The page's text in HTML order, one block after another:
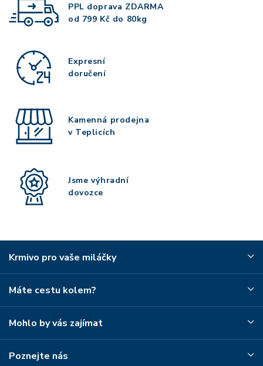
PPL doprava ZDARMA
od 799 Kč do 80kg
Expresní
doručení
Kamenná prodejna
v Teplicích
Jsme výhradní
dovozce
Krmivo pro vaše miláčky
Máte cestu kolem?
Mohlo by vás zajímat
Poznejte nás